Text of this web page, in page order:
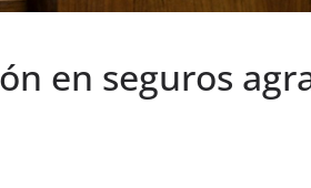
en seguros